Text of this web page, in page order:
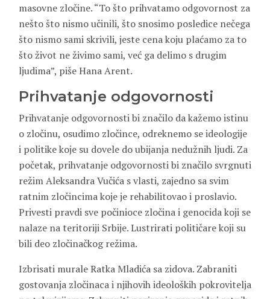
masovne zločine. “To što prihvatamo odgovornost za
nešto što nismo učinili, što snosimo posledice nečega
što nismo sami skrivili, jeste cena koju plaćamo za to
što život ne živimo sami, već ga delimo s drugim
ljudima”, piše Hana Arent.
Prihvatanje odgovornosti
Prihvatanje odgovornosti bi značilo da kažemo istinu
o zločinu, osudimo zločince, odreknemo se ideologije
i politike koje su dovele do ubijanja nedužnih ljudi. Za
početak, prihvatanje odgovornosti bi značilo svrgnuti
režim Aleksandra Vučića s vlasti, zajedno sa svim
ratnim zločincima koje je rehabilitovao i proslavio.
Privesti pravdi sve počinioce zločina i genocida koji se
nalaze na teritoriji Srbije. Lustrirati političare koji su
bili deo zločinačkog režima.
Izbrisati murale Ratka Mladića sa zidova. Zabraniti
gostovanja zločinaca i njihovih ideoloških pokrovitelja